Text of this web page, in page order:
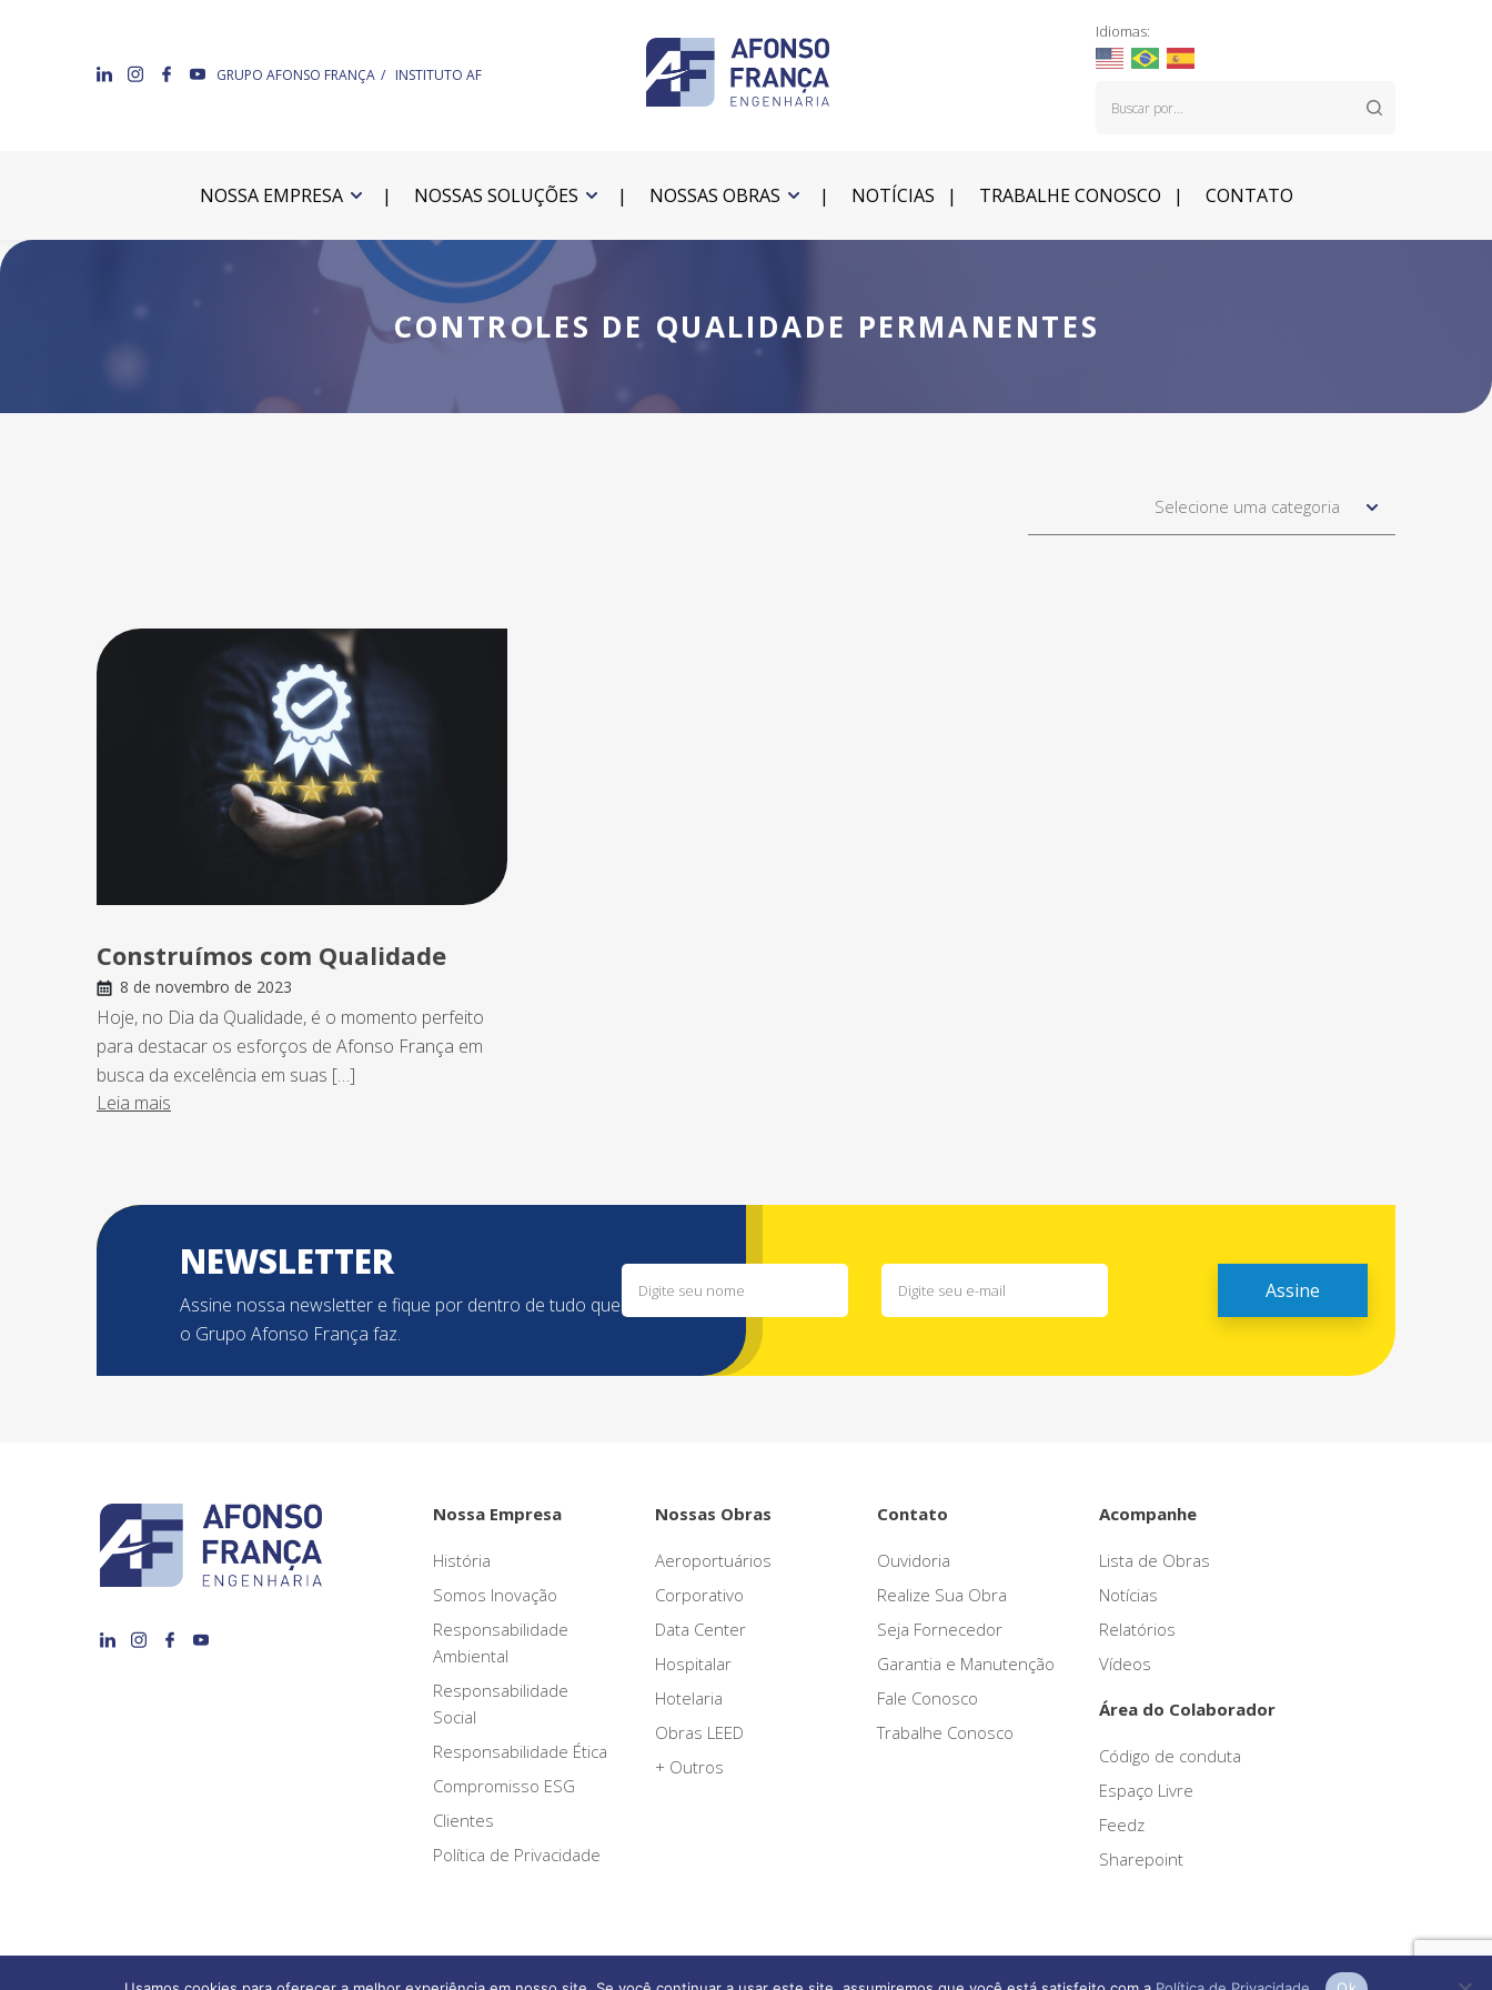
GRUPO AFONSO FRANÇA INSTITUTO AF
Idiomas:
NOSSA EMPRESA NOSSAS SOLUÇÕES NOSSAS OBRAS NOTÍCIAS TRABALHE CONOSCO CONTATO
CONTROLES DE QUALIDADE PERMANENTES
Selecione uma categoria
Construímos com Qualidade
8 de novembro de 2023
Hoje, no Dia da Qualidade, é o momento perfeito
para destacar os esforços de Afonso França em
busca da excelência em suas […]
Leia mais
NEWSLETTER
Assine nossa newsletter e fique por dentro de tudo que
o Grupo Afonso França faz.
Nossa Empresa
História
Somos Inovação
Responsabilidade
Ambiental
Responsabilidade
Social
Responsabilidade Ética
Compromisso ESG
Clientes
Política de Privacidade
Nossas Obras
Aeroportuários
Corporativo
Data Center
Hospitalar
Hotelaria
Obras LEED
+ Outros
Contato
Ouvidoria
Realize Sua Obra
Seja Fornecedor
Garantia e Manutenção
Fale Conosco
Trabalhe Conosco
Acompanhe
Lista de Obras
Notícias
Relatórios
Vídeos
Área do Colaborador
Código de conduta
Espaço Livre
Feedz
Sharepoint
Afonso França Engenharia © 2026 Todos os direitos reservados